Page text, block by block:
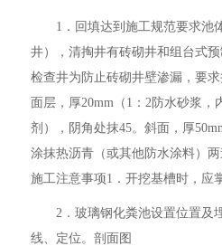
1．回填达到施工规范要求池
井），清掏井有砖砌井和组台式
检查井为防止砖砌井壁渗漏，要
面层，厚20mm（1：2防水砂浆，
剂），阴角处抹45。斜面，厚
涂抹热沥青（或其他防水涂料）两
施工注意事项1．开挖基槽时，应
2．玻璃钢化粪池设置位置及
线、定位。剖面图